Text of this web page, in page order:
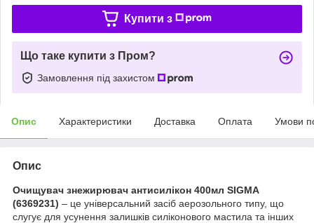
Купити з
Що таке купити з Пром?
Замовлення під захистом
Опис Характеристики Доставка Оплата Умови
Опис
Очищувач знежирювач антисилікон 400мл SIGMA
(6369231) – це універсальний засіб аерозольного типу, що
слугує для усунення залишків силіконового мастила та інших